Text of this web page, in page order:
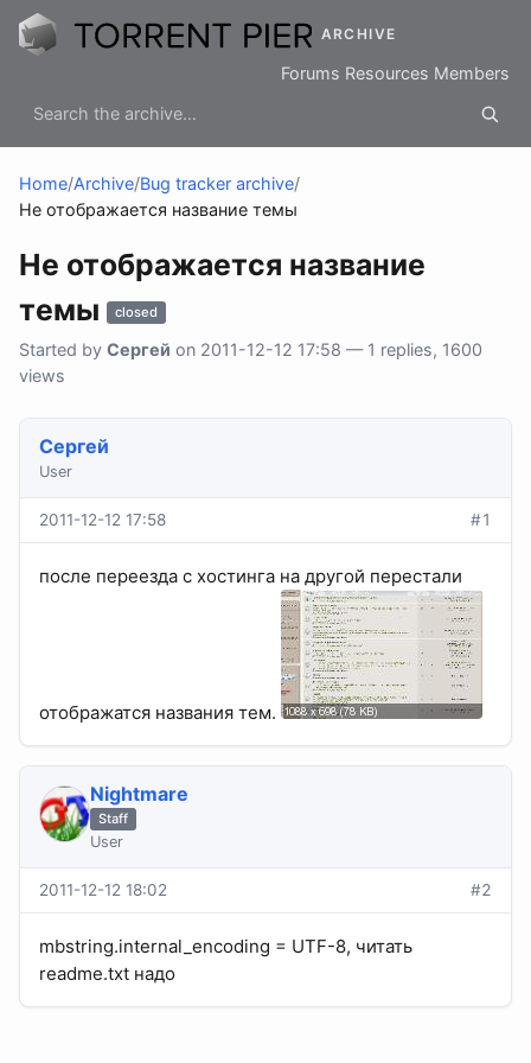
ARCHIVE
Forums Resources Members
Home/Archive/Bug tracker archive/
Не отображается название темы
Не отображается название
темы
closed
Started by Сергей on 2011-12-12 17:58 — 1 replies, 1600
views
Сергей
User
2011-12-12 17:58 #1
после переезда с хостинга на другой перестали
отображатся названия тем.
Nightmare
Staff
User
2011-12-12 18:02 #2
mbstring.internal_encoding = UTF-8, читать
readme.txt надо